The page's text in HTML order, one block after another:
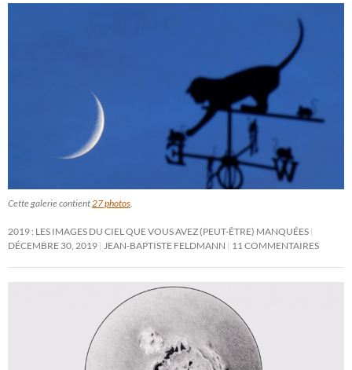
Cette galerie contient27 photos.
2019 : LES IMAGES DU CIEL QUE VOUS AVEZ (PEUT-ÊTRE) MANQUÉES
DÉCEMBRE 30, 2019 JEAN-BAPTISTE FELDMANN 11 COMMENTAIRES